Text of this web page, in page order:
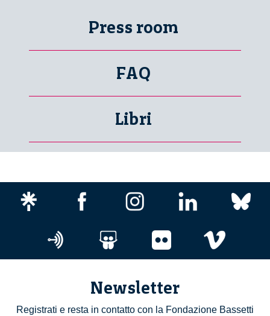
Press room
FAQ
Libri
Newsletter
Registrati e resta in contatto con la Fondazione Bassetti